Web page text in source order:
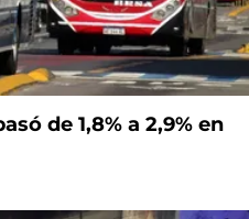
de 1,8% a 2,9% en